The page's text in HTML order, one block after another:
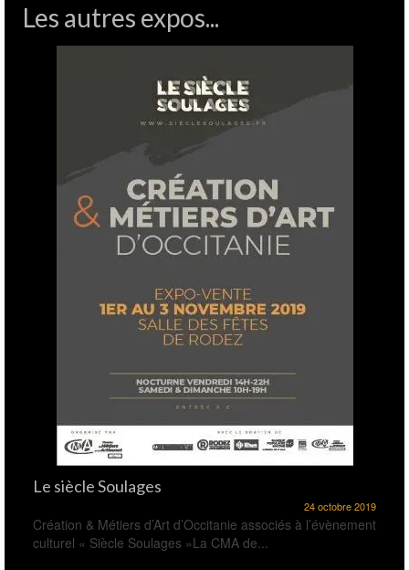
Les autres expos...
Le siècle Soulages
24 octobre 2019
Création & Métiers d’Art d’Occitanie associés à l’évènement
culturel « Siècle Soulages »La CMA de...